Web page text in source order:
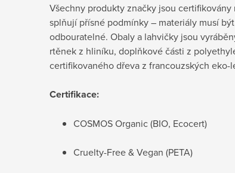
Všechny produkty značky jsou certifikovány
splňují přísné podmínky – materiály musí
odbouratelné. Obaly a lahvičky jsou
rtěnek z hliníku, doplňkové části z
certifikovaného dřeva z francouzských eko-
Certifikace:
COSMOS Organic (BIO, Ecocert)
Cruelty-Free & Vegan (PETA)